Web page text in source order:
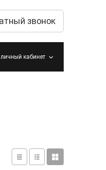
звонок
кабинет